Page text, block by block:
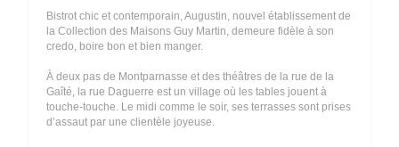
Bistrot chic et contemporain, Augustin, nouvel établissement de
la Collection des Maisons Guy Martin, demeure fidèle à son
credo, boire bon et bien manger.
À deux pas de Montparnasse et des théâtres de la rue de la
Gaîté, la rue Daguerre est un village où les tables jouent à
touche-touche. Le midi comme le soir, ses terrasses sont prises
d’assaut par une clientèle joyeuse.